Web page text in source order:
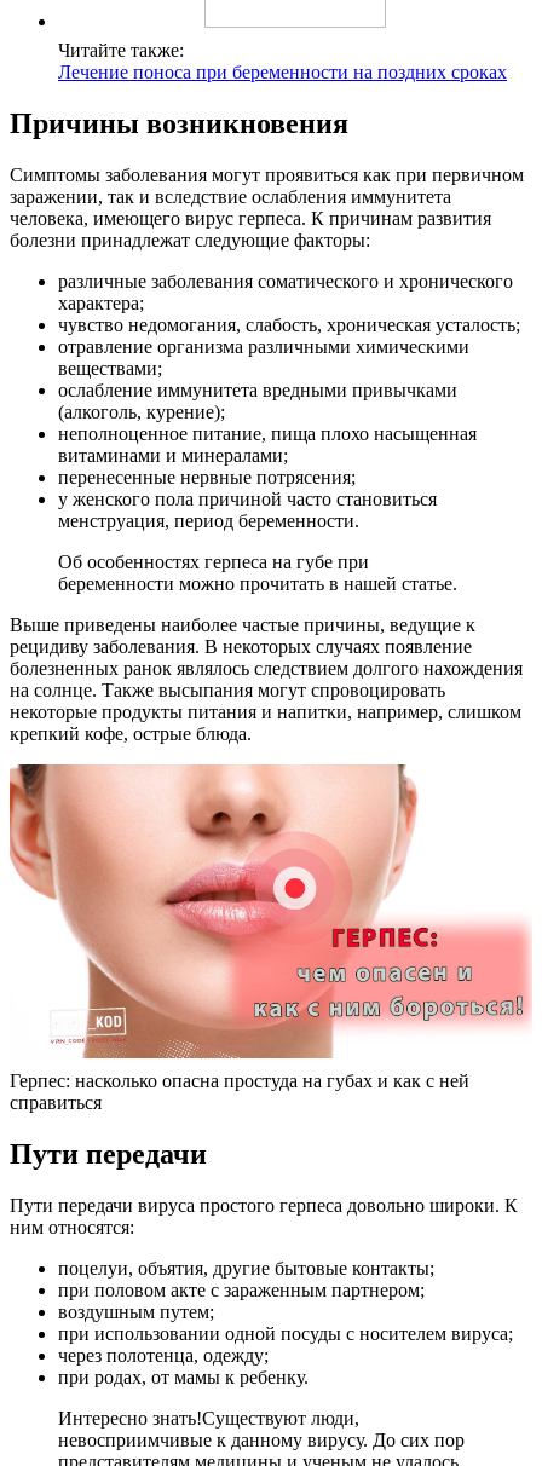
Читайте также:
Лечение поноса при беременности на поздних сроках
Причины возникновения
Симптомы заболевания могут проявиться как при первичном
заражении, так и вследствие ослабления иммунитета
человека, имеющего вирус герпеса. К причинам развития
болезни принадлежат следующие факторы:
различные заболевания соматического и хронического
характера;
чувство недомогания, слабость, хроническая усталость;
отравление организма различными химическими
веществами;
ослабление иммунитета вредными привычками
(алкоголь, курение);
неполноценное питание, пища плохо насыщенная
витаминами и минералами;
перенесенные нервные потрясения;
у женского пола причиной часто становиться
менструация, период беременности.
Об особенностях герпеса на губе при
беременности можно прочитать в нашей статье.
Выше приведены наиболее частые причины, ведущие к
рецидиву заболевания. В некоторых случаях появление
болезненных ранок являлось следствием долгого нахождения
на солнце. Также высыпания могут спровоцировать
некоторые продукты питания и напитки, например, слишком
крепкий кофе, острые блюда.
Герпес: насколько опасна простуда на губах и как с ней
справиться
Пути передачи
Пути передачи вируса простого герпеса довольно широки. К
ним относятся:
поцелуи, объятия, другие бытовые контакты;
при половом акте с зараженным партнером;
воздушным путем;
при использовании одной посуды с носителем вируса;
через полотенца, одежду;
при родах, от мамы к ребенку.
Интересно знать!Существуют люди,
невосприимчивые к данному вирусу. До сих пор
представителям медицины и ученым не удалось